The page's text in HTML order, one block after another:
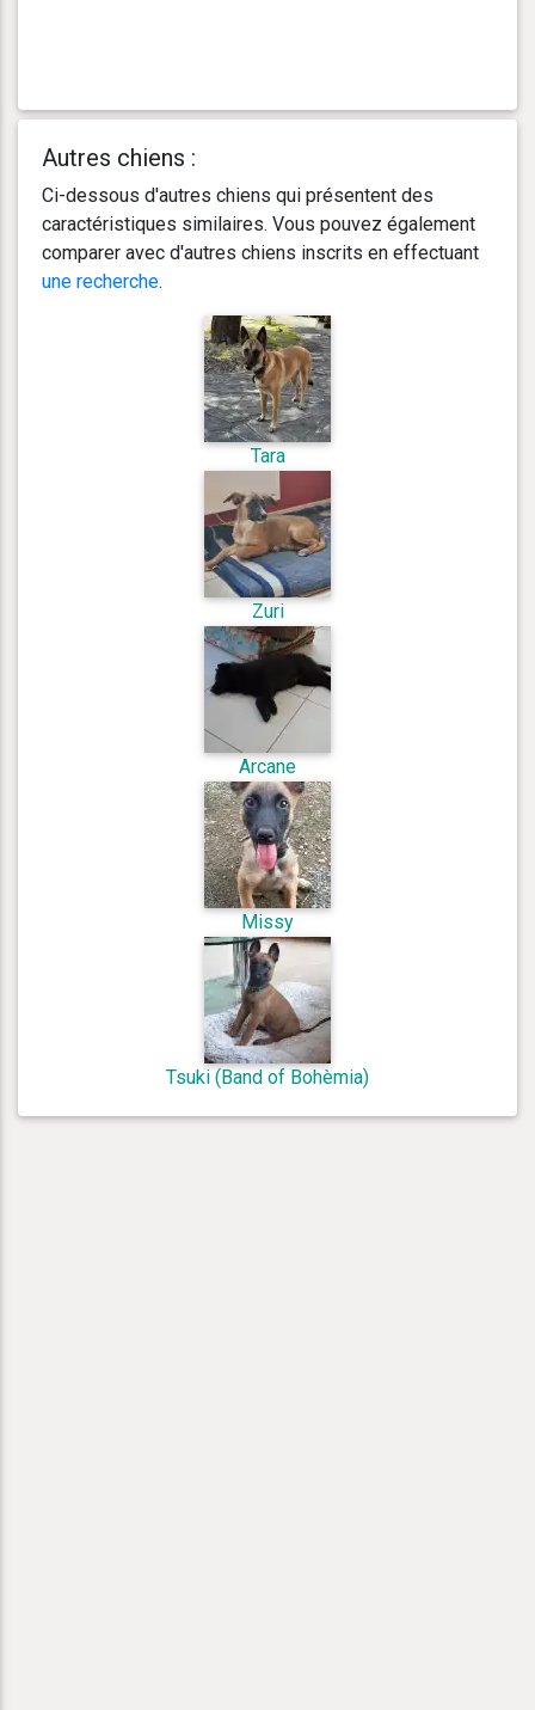
Autres chiens :
Ci-dessous d'autres chiens qui présentent des
caractéristiques similaires. Vous pouvez également
comparer avec d'autres chiens inscrits en effectuant
une recherche.
Tara
Zuri
Arcane
Missy
Tsuki (Band of Bohèmia)